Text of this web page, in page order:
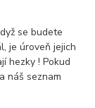
se budete
je úroveň jejich
hezky ! Pokud
náš seznam